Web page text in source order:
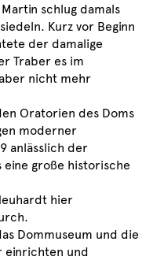
schlug damals
Kurz vor Beginn
der damalige
Traber es im
nicht mehr
Oratorien des Doms
moderner
anlässlich der
große historische
hier
Dommuseum und die
einrichten und